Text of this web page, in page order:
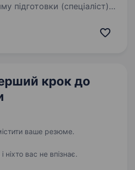
підготовки (спеціаліст)
Розробка
крок до
ваше резюме.
ніхто вас не впізнає.